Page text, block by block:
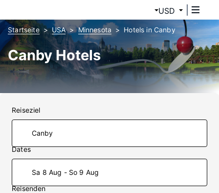
USD
Startseite USA Minnesota Hotels in Canby
Canby Hotels
Reiseziel
Dates
Sa 8 Aug - So 9 Aug
Reisenden